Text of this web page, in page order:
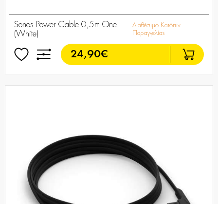
Sonos Power Cable 0,5m One
(White)
Διαθέσιμο Κατόπιν
Παραγγελίας
24,90€